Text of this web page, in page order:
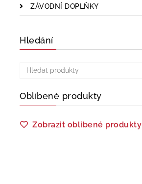
ZÁVODNÍ DOPLŇKY
Hledání
Oblíbené produkty
Zobrazit oblíbené produkty